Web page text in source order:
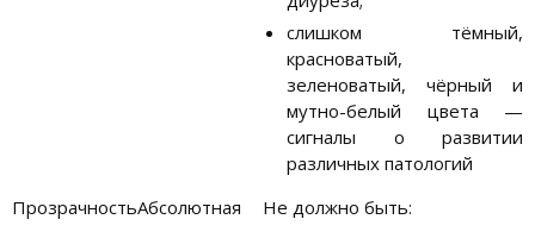
слишком тёмный,
красноватый,
зеленоватый, чёрный и
мутно-белый цвета —
сигналы о развитии
различных патологий
ПрозрачностьАбсолютная
Не должно быть: